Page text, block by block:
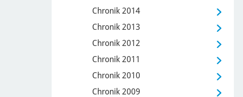
Chronik 2014
Chronik 2013
Chronik 2012
Chronik 2011
Chronik 2010
Chronik 2009